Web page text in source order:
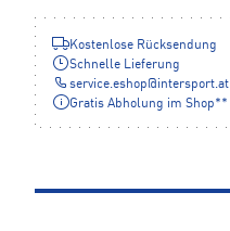
Kostenlose Rücksendung
Schnelle Lieferung
service.eshop@intersport.at
Gratis Abholung im Shop**